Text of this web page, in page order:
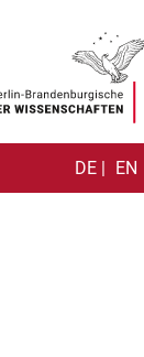
DE | EN